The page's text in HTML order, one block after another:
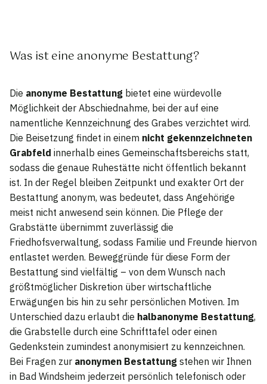
Was ist eine anonyme Bestattung?
Die anonyme Bestattung bietet eine würdevolle
Möglichkeit der Abschiednahme, bei der auf eine
namentliche Kennzeichnung des Grabes verzichtet wird.
Die Beisetzung findet in einem nicht gekennzeichneten
Grabfeld innerhalb eines Gemeinschaftsbereichs statt,
sodass die genaue Ruhestätte nicht öffentlich bekannt
ist. In der Regel bleiben Zeitpunkt und exakter Ort der
Bestattung anonym, was bedeutet, dass Angehörige
meist nicht anwesend sein können. Die Pflege der
Grabstätte übernimmt zuverlässig die
Friedhofsverwaltung, sodass Familie und Freunde hiervon
entlastet werden. Beweggründe für diese Form der
Bestattung sind vielfältig – von dem Wunsch nach
größtmöglicher Diskretion über wirtschaftliche
Erwägungen bis hin zu sehr persönlichen Motiven. Im
Unterschied dazu erlaubt die halbanonyme Bestattung,
die Grabstelle durch eine Schrifttafel oder einen
Gedenkstein zumindest anonymisiert zu kennzeichnen.
Bei Fragen zur anonymen Bestattung stehen wir Ihnen
in Bad Windsheim jederzeit persönlich telefonisch oder